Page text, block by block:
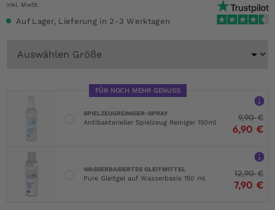
36,90 €
26,90 €.
inkl. MwSt.
Auf Lager, Lieferung in 2-3 Werktagen
FÜR NOCH MEHR GENUSS
SPIELZEUGREINIGER-SPRAY
Antibakterieller Spielzeug Reiniger 150ml
9,90€
6,90 €
WASSERBASIERTES GLEITMITTEL
Pure Gleitgel auf Wasserbasis 150 ml
12,90€
7,90 €